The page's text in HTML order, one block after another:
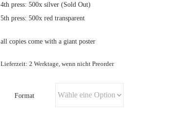
4th press: 500x silver (Sold Out)
5th press: 500x red transparent
all copies come with a giant poster
Lieferzeit: 2 Werktage, wenn nicht Preorder
Format